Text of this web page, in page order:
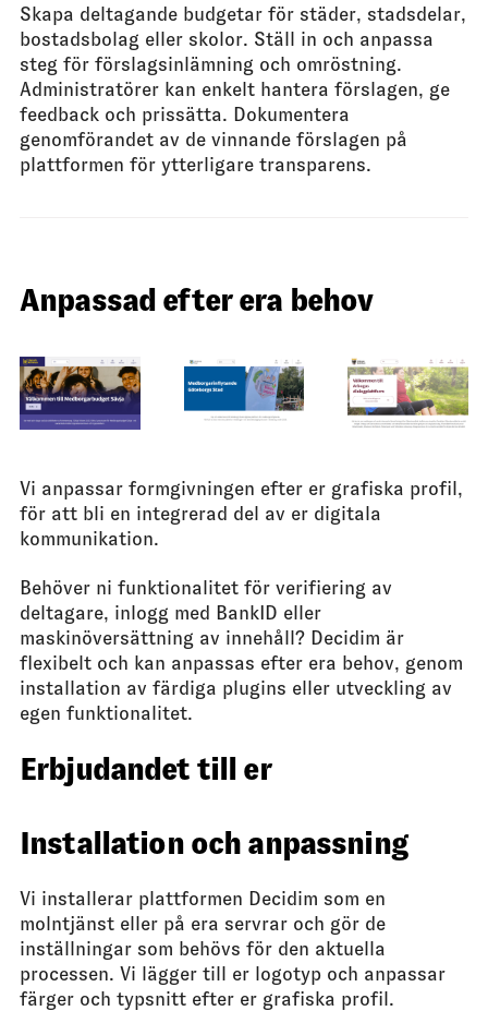
Skapa deltagande budgetar för städer, stadsdelar,
bostadsbolag eller skolor. Ställ in och anpassa
steg för förslagsinlämning och omröstning.
Administratörer kan enkelt hantera förslagen, ge
feedback och prissätta. Dokumentera
genomförandet av de vinnande förslagen på
plattformen för ytterligare transparens.
Anpassad efter era behov
Vi anpassar formgivningen efter er grafiska profil,
för att bli en integrerad del av er digitala
kommunikation.
Behöver ni funktionalitet för verifiering av
deltagare, inlogg med BankID eller
maskinöversättning av innehåll? Decidim är
flexibelt och kan anpassas efter era behov, genom
installation av färdiga plugins eller utveckling av
egen funktionalitet.
Erbjudandet till er
Installation och anpassning
Vi installerar plattformen Decidim som en
molntjänst eller på era servrar och gör de
inställningar som behövs för den aktuella
processen. Vi lägger till er logotyp och anpassar
färger och typsnitt efter er grafiska profil.